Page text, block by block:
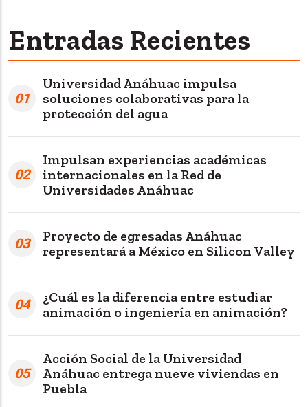
Entradas Recientes
01
Universidad Anáhuac impulsa
soluciones colaborativas para la
protección del agua
02
Impulsan experiencias académicas
internacionales en la Red de
Universidades Anáhuac
03
Proyecto de egresadas Anáhuac
representará a México en Silicon Valley
04
¿Cuál es la diferencia entre estudiar
animación o ingeniería en animación?
05
Acción Social de la Universidad
Anáhuac entrega nueve viviendas en
Puebla